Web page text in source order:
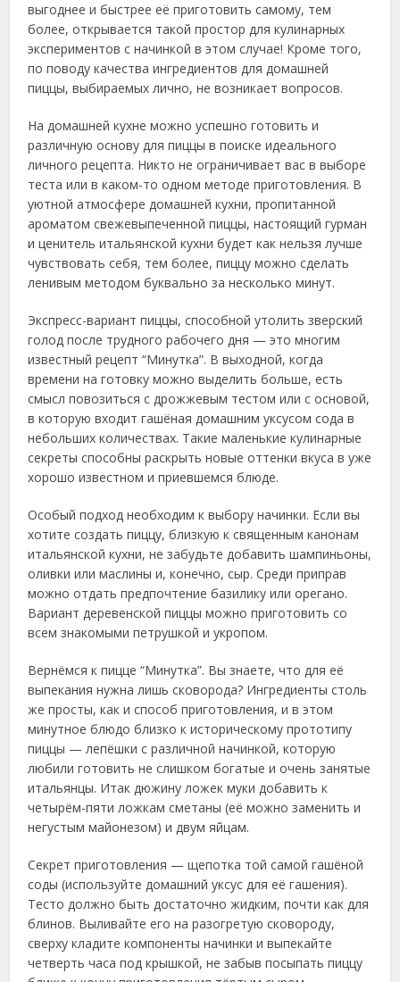
выгоднее и быстрее её приготовить самому, тем
более, открывается такой простор для кулинарных
экспериментов с начинкой в этом случае! Кроме того,
по поводу качества ингредиентов для домашней
пиццы, выбираемых лично, не возникает вопросов.
На домашней кухне можно успешно готовить и
различную основу для пиццы в поиске идеального
личного рецепта. Никто не ограничивает вас в выборе
теста или в каком-то одном методе приготовления. В
уютной атмосфере домашней кухни, пропитанной
ароматом свежевыпеченной пиццы, настоящий гурман
и ценитель итальянской кухни будет как нельзя лучше
чувствовать себя, тем более, пиццу можно сделать
ленивым методом буквально за несколько минут.
Экспресс-вариант пиццы, способной утолить зверский
голод после трудного рабочего дня — это многим
известный рецепт “Минутка”. В выходной, когда
времени на готовку можно выделить больше, есть
смысл повозиться с дрожжевым тестом или с основой,
в которую входит гашёная домашним уксусом сода в
небольших количествах. Такие маленькие кулинарные
секреты способны раскрыть новые оттенки вкуса в уже
хорошо известном и приевшемся блюде.
Особый подход необходим к выбору начинки. Если вы
хотите создать пиццу, близкую к священным канонам
итальянской кухни, не забудьте добавить шампиньоны,
оливки или маслины и, конечно, сыр. Среди приправ
можно отдать предпочтение базилику или орегано.
Вариант деревенской пиццы можно приготовить со
всем знакомыми петрушкой и укропом.
Вернёмся к пицце “Минутка”. Вы знаете, что для её
выпекания нужна лишь сковорода? Ингредиенты столь
же просты, как и способ приготовления, и в этом
минутное блюдо близко к историческому прототипу
пиццы — лепёшки с различной начинкой, которую
любили готовить не слишком богатые и очень занятые
итальянцы. Итак дюжину ложек муки добавить к
четырём-пяти ложкам сметаны (её можно заменить и
негустым майонезом) и двум яйцам.
Секрет приготовления — щепотка той самой гашёной
соды (используйте домашний уксус для её гашения).
Тесто должно быть достаточно жидким, почти как для
блинов. Выливайте его на разогретую сковороду,
сверху кладите компоненты начинки и выпекайте
четверть часа под крышкой, не забыв посыпать пиццу